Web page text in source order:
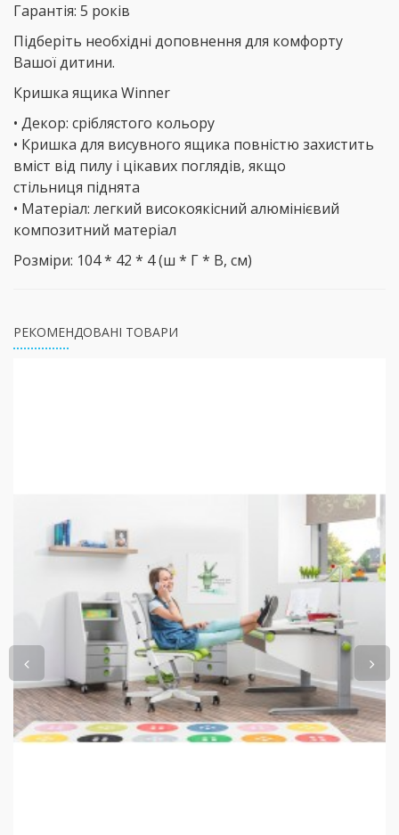
Гарантія: 5 років
Підберіть необхідні доповнення для комфорту
Вашої дитини.
Кришка ящика Winner
• Декор: сріблястого кольору
• Кришка для висувного ящика повністю захистить
вміст від пилу і цікавих поглядів, якщо
стільниця піднята
• Матеріал: легкий високоякісний алюмінієвий
композитний матеріал
Розміри: 104 * 42 * 4 (ш * Г * В, см)
РЕКОМЕНДОВАНІ ТОВАРИ